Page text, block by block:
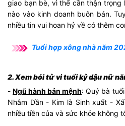
giao bạn bè, vì thế cần thận
nào vào kinh doanh buôn bán.
nhiều tin vui hoan hỷ về có thêm
Tuổi hợp xông nhà năm
2. Xem bói tử vi tuổi kỷ dậu nữ
-Ngũ hành bản mệnh: Quý bà
Nhâm Dần - Kim là Sinh xuất -
nhiều tiền của và sức khỏe không